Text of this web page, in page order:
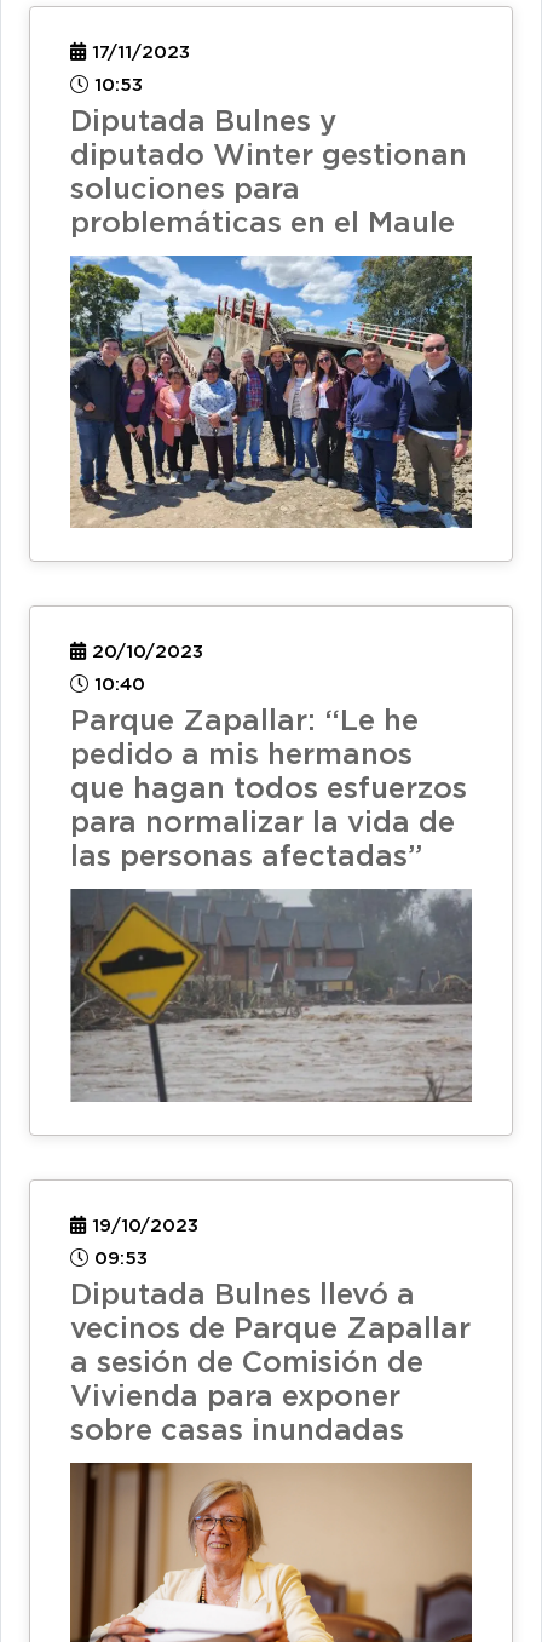
17/11/2023
10:53
Diputada Bulnes y
diputado Winter gestionan
soluciones para
problemáticas en el Maule
20/10/2023
10:40
Parque Zapallar: “Le he
pedido a mis hermanos
que hagan todos esfuerzos
para normalizar la vida de
las personas afectadas”
19/10/2023
09:53
Diputada Bulnes llevó a
vecinos de Parque Zapallar
a sesión de Comisión de
Vivienda para exponer
sobre casas inundadas